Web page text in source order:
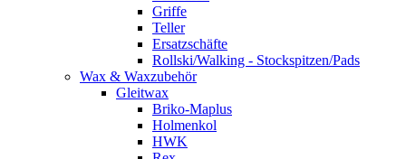
Griffe
Teller
Ersatzschäfte
Rollski/Walking - Stockspitzen/Pads
Wax & Waxzubehör
Gleitwax
Briko-Maplus
Holmenkol
HWK